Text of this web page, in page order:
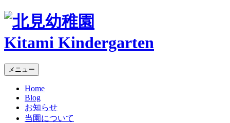
Kitami Kindergarten
メニュー
Home
Blog
お知らせ
当園について